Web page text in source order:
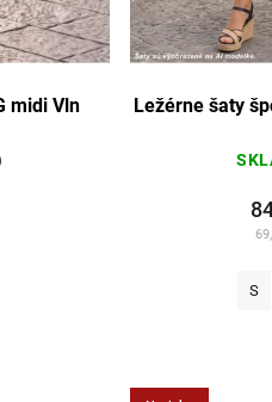
midi Vln Ležérne šaty
S